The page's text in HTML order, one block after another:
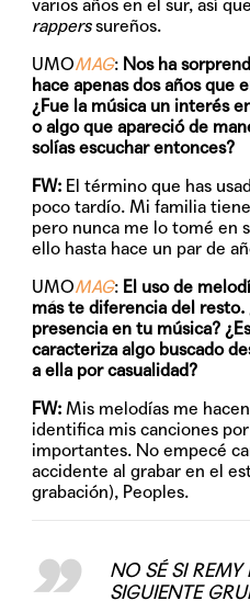
varios años en el sur, así
rapperssureños.
UMOMAG: Nos ha
hace apenas dos años que
¿Fue la música un interés
o algo que apareció de
solías escuchar entonces?
FW: El término que has
poco tardío. Mi familia
pero nunca me lo tomé en
ello hasta hace un par de
UMOMAG: El uso de
más te diferencia del
presencia en tu música?
caracteriza algo buscado
a ella por casualidad?
FW: Mis melodías me
identifica mis canciones
importantes. No empecé
accidente al grabar en el
grabación), Peoples.
NO SÉ SI REMY
SIGUIENTE